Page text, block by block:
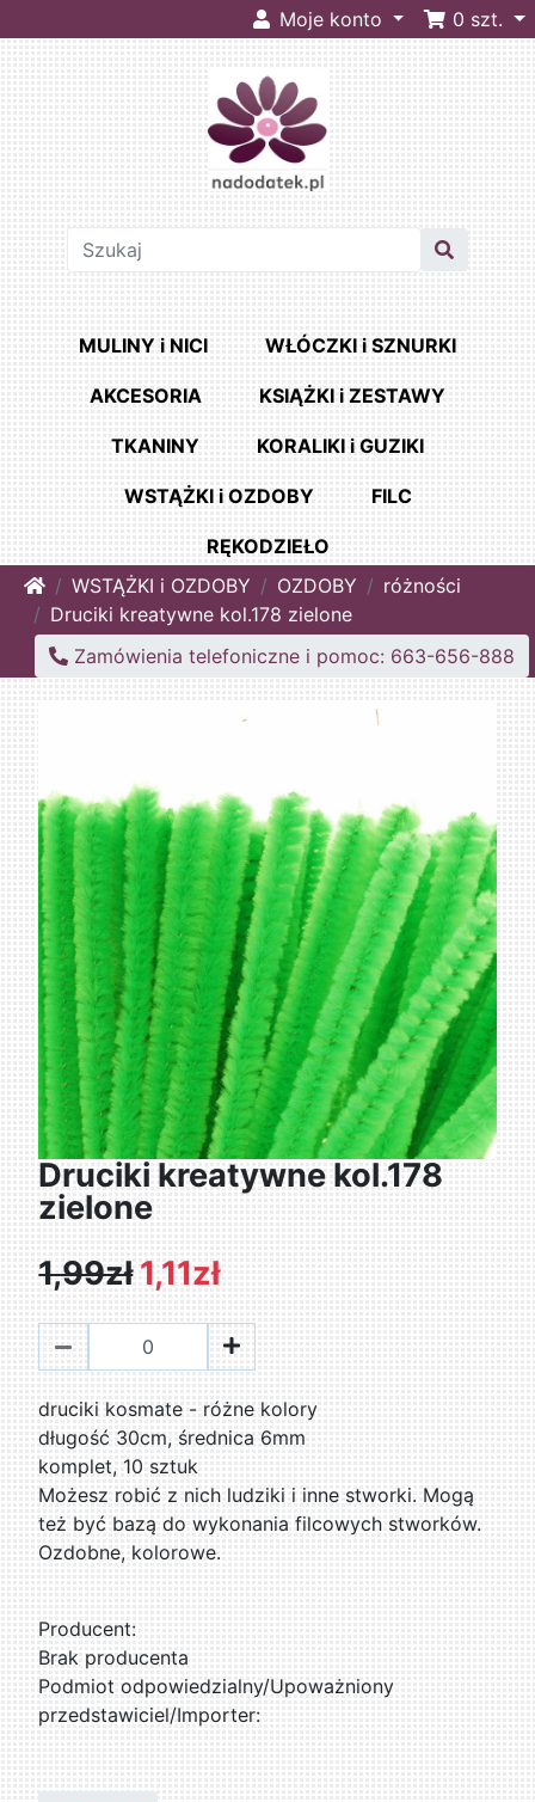
Moje konto 0 szt.
MULINY i NICI WŁÓCZKI i SZNURKI
AKCESORIA KSIĄŻKI i ZESTAWY
TKANINY KORALIKI i GUZIKI
WSTĄŻKI i OZDOBY FILC
RĘKODZIEŁO
HomeWSTĄŻKI i OZDOBY OZDOBY
różności
Druciki kreatywne kol.178 zielone
Zamówienia telefoniczne i pomoc: 663-656-888
Druciki kreatywne kol.178
zielone
1,99zł 1,11zł
druciki kosmate - różne kolory
długość 30cm, średnica 6mm
komplet, 10 sztuk
Możesz robić z nich ludziki i inne stworki. Mogą
też być bazą do wykonania filcowych stworków.
Ozdobne, kolorowe.
Producent:
Brak producenta
Podmiot odpowiedzialny/Upoważniony
przedstawiciel/Importer: